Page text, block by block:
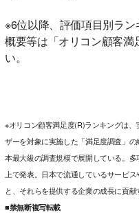
※6位以降、評価項目別ラ
概要等は「オリコン顧客満
い。
※オリコン顧客満足度(R)ランキングは
ザーを対象に実施した「満足度調査」
本最大級の調査規模で展開している。
上で発表。日本で流通しているサービ
と、それらを提供する企業の成長に貢献
■禁無断複写転載